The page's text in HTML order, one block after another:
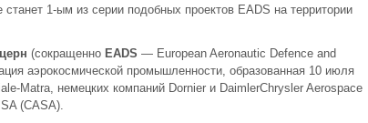
1-ым из серии подобных проектов EADS на территории
(сокращенно EADS — European Aeronautic Defence and
аэрокосмической промышленности, образованная 10 июля
Matra, немецких компаний Dornier и DaimlerChrysler Aerospace
(CASA).